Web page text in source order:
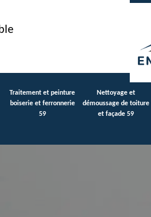
Traitement et peinture
boiserie et ferronnerie
59
Nettoyage et
démoussage de toiture
et façade 59